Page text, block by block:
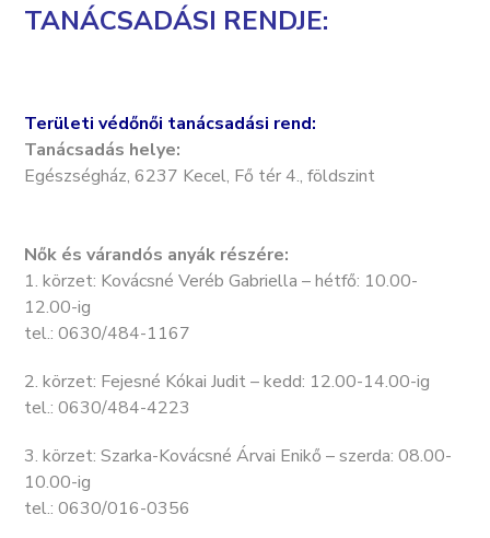
TANÁCSADÁSI RENDJE:
Területi védőnői tanácsadási rend:
Tanácsadás helye:
Egészségház, 6237 Kecel, Fő tér 4., földszint
Nők és várandós anyák részére:
1. körzet: Kovácsné Veréb Gabriella – hétfő: 10.00-
12.00-ig
tel.: 0630/484-1167
2. körzet: Fejesné Kókai Judit – kedd: 12.00-14.00-ig
tel.: 0630/484-4223
3. körzet: Szarka-Kovácsné Árvai Enikő – szerda: 08.00-
10.00-ig
tel.: 0630/016-0356